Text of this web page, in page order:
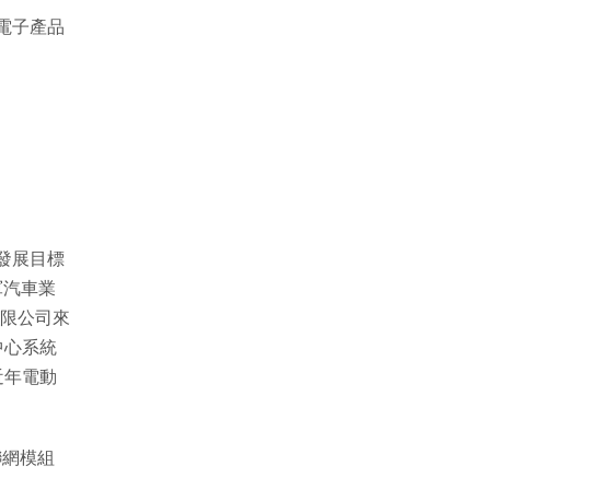
子產品
展目標
車業
公司來
心系統
電動
模組